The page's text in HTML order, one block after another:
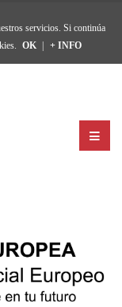
servicios. Si continúa
OK + INFO